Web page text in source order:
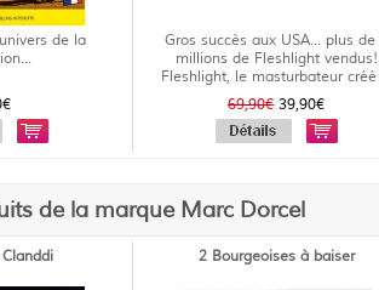
de la
Gros succès aux USA... plus de
millions de Fleshlight vendus!
Fleshlight, le masturbateur créé
69,90€39,90€
de la marque Marc Dorcel
2 Bourgeoises à baiser